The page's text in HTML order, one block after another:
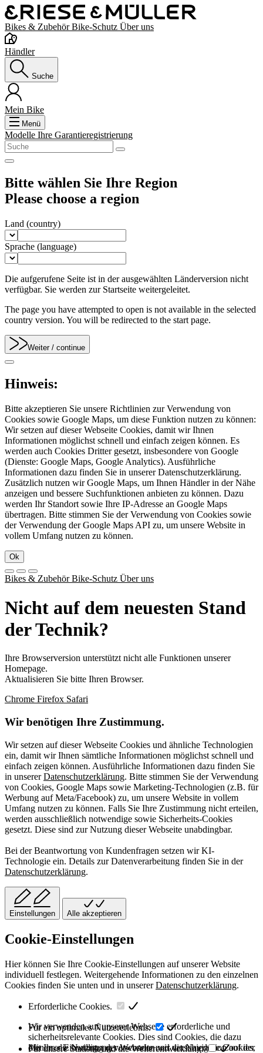
Bikes & ZubehörBike-Schutz Über uns
Händler
Suche
Mein Bike
Menü
Modelle Ihre Garantieregistrierung
Bitte wählen Sie Ihre Region
Please choose a region
Land (country)
Sprache (language)
Die aufgerufene Seite ist in der ausgewählten Länderversion nicht
verfügbar. Sie werden zur Startseite weitergeleitet.
The page you have attempted to open is not available in the selected
country version. You will be redirected to the start page.
Weiter / continue
Hinweis:
Bitte akzeptieren Sie unsere Richtlinien zur Verwendung von
Cookies sowie Google Maps, um diese Funktion nutzen zu können:
Wir setzen auf dieser Webseite Cookies, damit wir Ihnen
Informationen möglichst schnell und einfach zeigen können. Es
werden auch Cookies Dritter gesetzt, insbesondere von Google
(Dienste: Google Maps, Google Analytics). Ausführliche
Informationen dazu finden Sie in unserer Datenschutzerklärung.
Zusätzlich nutzen wir Google Maps, um Ihnen Händler in der Nähe
anzeigen und bessere Suchfunktionen anbieten zu können. Dazu
werden Ihr Standort sowie Ihre IP-Adresse an Google Maps
übertragen. Bitte stimmen Sie der Verwendung von Cookies sowie
der Verwendung der Google Maps API zu, um unsere Website in
vollem Umfang nutzen zu können.
Ok
Bikes & ZubehörBike-Schutz Über uns
Nicht auf dem neuesten Stand
der Technik?
Ihre Browserversion unterstützt nicht alle Funktionen unserer
Homepage.
Aktualisieren Sie bitte Ihren Browser.
Chrome Firefox Safari
Wir benötigen Ihre Zustimmung.
Wir setzen auf dieser Webseite Cookies und ähnliche Technologien
ein, damit wir Ihnen sämtliche Informationen möglichst schnell und
einfach zeigen können. Ausführliche Informationen dazu finden Sie
in unsererDatenschutzerklärung. Bitte stimmen Sie der Verwendung
von Cookies, Google Maps sowie Marketing-Technologien (z.B. für
Werbung auf Meta/Facebook) zu, um unsere Website in vollem
Umfang nutzen zu können. Falls Sie Ihre Zustimmung nicht erteilen,
werden ausschließlich notwendige sowie Sicherheits-Cookies
gesetzt. Diese sind zur Nutzung dieser Webseite unabdingbar.
Bei der Beantwortung von Kundenfragen setzen wir KI-
Technologie ein. Details zur Datenverarbeitung finden Sie in der
Datenschutzerklärung.
Einstellungen Alle akzeptieren
Cookie-Einstellungen
Hier können Sie Ihre Cookie-Einstellungen auf unserer Website
individuell festlegen. Weitergehende Informationen zu den einzelnen
Cookies finden Sie unten und in unsererDatenschutzerklärung.
Erforderliche Cookies.
Wir verwenden auf unserer Webseite erforderliche und
sicherheitsrelevante Cookies. Dies sind Cookies, die dazu
dienen, die Nutzung der Webseite und die Navigation auf der
Für ein optimales Nutzererlebnis.
Mit Ihrer Einwilligung verwenden wir verschiedene Cookies,
Für unsere Statistik und die Weiterentwicklung.